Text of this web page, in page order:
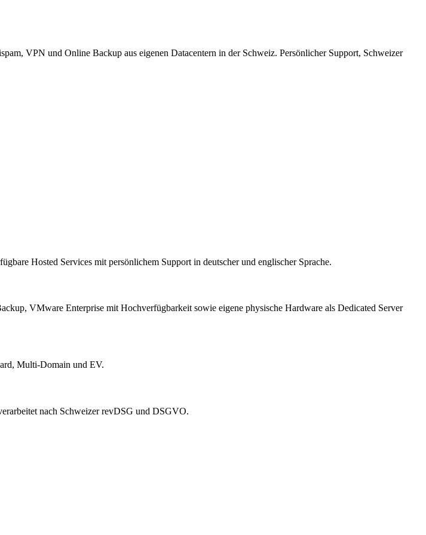
VPN und Online Backup aus eigenen Datacentern in der Schweiz. Persönlicher Support, Schweizer
Hosted Services mit persönlichem Support in deutscher und englischer Sprache.
VMware Enterprise mit Hochverfügbarkeit sowie eigene physische Hardware als Dedicated Server
Multi-Domain und EV.
nach Schweizer revDSG und DSGVO.